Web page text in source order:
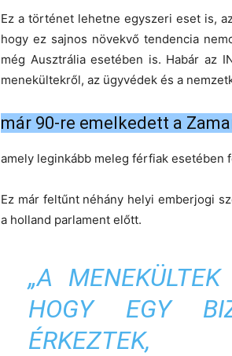
Ez a történet lehetne egyszeri eset is,
hogy ez sajnos növekvő tendencia
még Ausztrália esetében is. Habár az
menekültekről, az ügyvédek és a
már 90-re emelkedett a
amely leginkább meleg férfiak esetében
Ez már feltűnt néhány helyi emberjogi
a holland parlament előtt.
„A
HOGY EGY
ÉRKEZTEK,